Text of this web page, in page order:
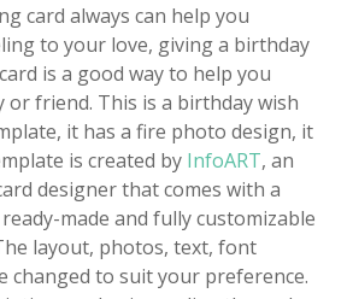
card always can help you
to your love, giving a birthday
is a good way to help you
or friend. This is a birthday wish
it has a fire photo design, it
is created by InfoART, an
designer that comes with a
made and fully customizable
layout, photos, text, font
changed to suit your preference.